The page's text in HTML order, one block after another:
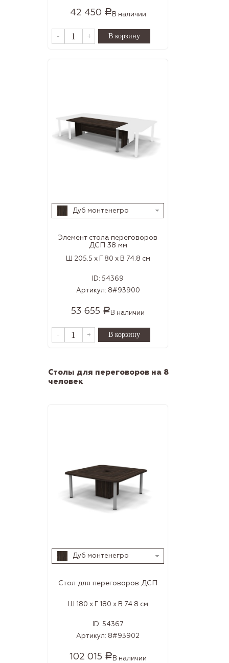
42 450 РВ наличии
- +
Дуб монтенегро
Элемент стола переговоров
ДСП 38 мм
Ш 205.5 x Г 80 x В 74.8 см
ID: 54369
Артикул: 8#93900
53 655 РВ наличии
- +
Столы для переговоров на 8
человек
Дуб монтенегро
Стол для переговоров ДСП
Ш 180 x Г 180 x В 74.8 см
ID: 54367
Артикул: 8#93902
102 015 РВ наличии